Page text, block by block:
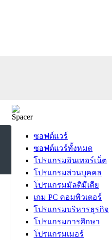
ซอฟต์แวร์
ซอฟต์แวร์ทั้งหมด
โปรแกรมอินเทอร์เน็ต
โปรแกรมส่วนบุคคล
โปรแกรมมัลติมีเดีย
เกม PC คอมพิวเตอร์
โปรแกรมบริหารธุรกิจ
โปรแกรมการศึกษา
โปรแกรมเมอร์